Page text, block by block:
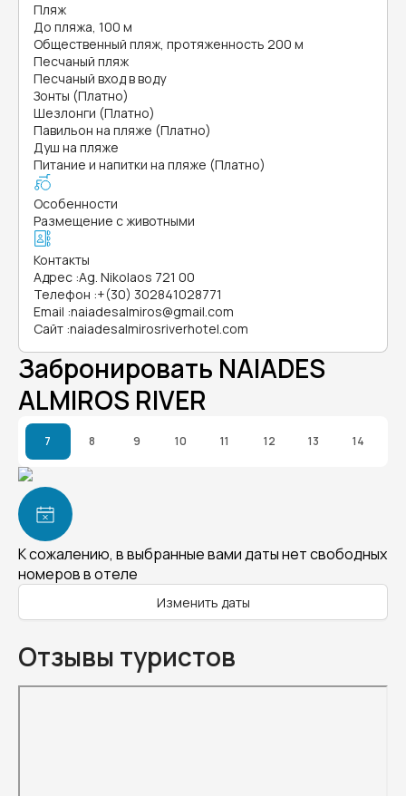
Пляж
До пляжа, 100 м
Общественный пляж, протяженность 200 м
Песчаный пляж
Песчаный вход в воду
Зонты (Платно)
Шезлонги (Платно)
Павильон на пляже (Платно)
Душ на пляже
Питание и напитки на пляже (Платно)
Особенности
Размещение с животными
Контакты
Адрес :Ag. Nikolaos 721 00
Телефон :+(30) 302841028771
Email :naiadesalmiros@gmail.com
Сайт :naiadesalmirosriverhotel.com
Забронировать NAIADES
ALMIROS RIVER
7 8 9 10 11 12 13 14
К сожалению, в выбранные вами даты нет свободных
номеров в отеле
Изменить даты
Отзывы туристов